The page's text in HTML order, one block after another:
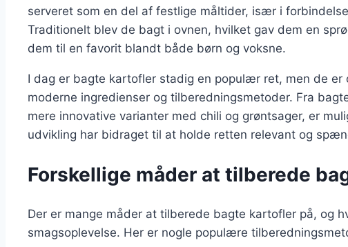
serveret som en del af festlige måltider, især i
Traditionelt blev de bagt i ovnen, hvilket gav dem en
dem til en favorit blandt både børn og voksne.
I dag er bagte kartofler stadig en populær ret, men de er
moderne ingredienser og tilberedningsmetoder. Fra
mere innovative varianter med chili og grøntsager, er
udvikling har bidraget til at holde retten relevant og
Forskellige måder at tilberede
Der er mange måder at tilberede bagte kartofler på, og
smagsoplevelse. Her er nogle populære